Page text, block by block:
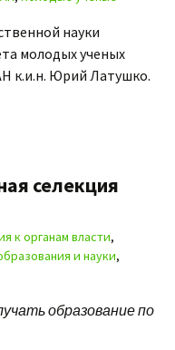
науки
молодых ученых
к.и.н. Юрий Латушко.
селекция
к органам власти,
и науки,
образование по